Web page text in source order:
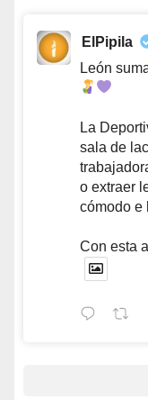
ElPipila
León
La
sala de
o extraer
cómodo e
Con esta